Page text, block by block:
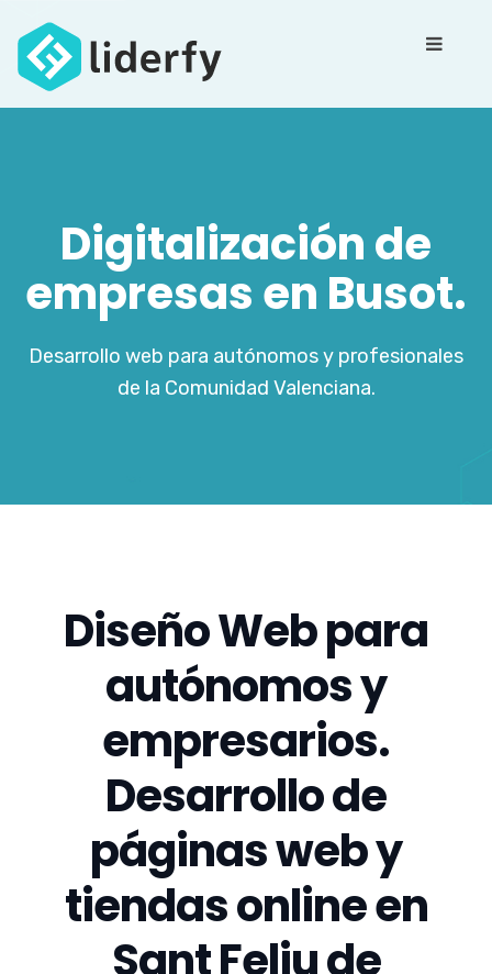
Digitalización de
empresas en Busot.
Desarrollo web para autónomos y profesionales
de la Comunidad Valenciana.
Diseño Web para
autónomos y
empresarios.
Desarrollo de
páginas web y
tiendas online en
Sant Feliu de